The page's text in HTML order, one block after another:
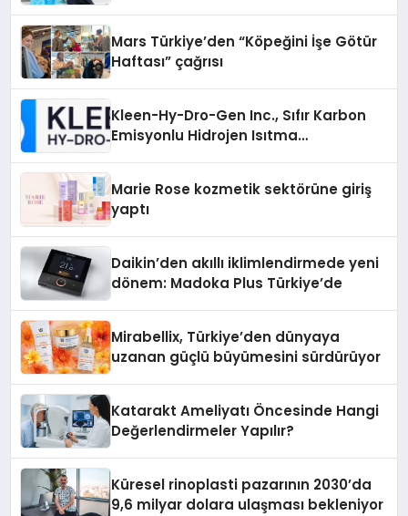
Mars Türkiye’den “Köpeğini İşe Götür
Haftası” çağrısı
Kleen-Hy-Dro-Gen Inc., Sıfır Karbon
Emisyonlu Hidrojen Isıtma
Marie Rose kozmetik sektörüne giriş
yaptı
Daikin’den akıllı iklimlendirmede yeni
dönem: Madoka Plus Türkiye’de
Mirabellix, Türkiye’den dünyaya
uzanan güçlü büyümesini sürdürüyor
Katarakt Ameliyatı Öncesinde Hangi
Değerlendirmeler Yapılır?
Küresel rinoplasti pazarının 2030’da
9,6 milyar dolara ulaşması bekleniyor